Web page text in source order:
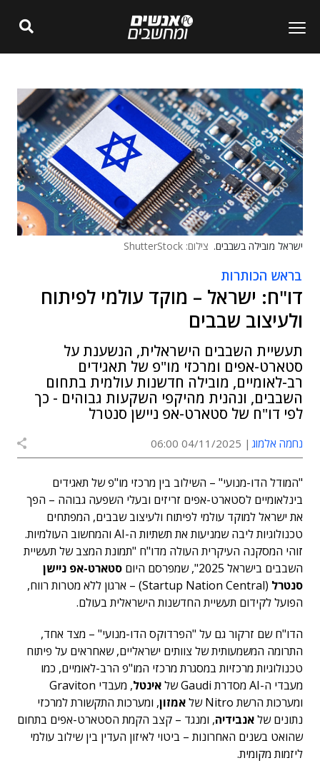
ישראל מובילה בשבבים. צילום: ShutterStock
בראש הכותרות
דו"ח: ישראל – מוקד עולמי לפיתוח
ולעיצוב שבבים
תעשיית השבבים הישראלית, הנשענת על
סטארט-אפים ומרכזי מו"פ של תאגידים
רב-לאומיים, מובילה חדשנות עולמית בתחום
השבבים, ונהנית מהיקפי השקעות גבוהים - כך
לפי דו"ח של סטארט-אפ ניישן סנטרל
נחמה אלמוג 04/11/2025 06:00
"המודל הדו-מנועי" – השילוב בין מרכזי מו"פ של תאגידים
בינלאומיים לסטארט-אפים זריזים ובעלי השפעה גבוהה – הפך
את ישראל למוקד עולמי לפיתוח ולעיצוב שבבים, המפתחים
טכנולוגיות ליבה שמניעות את תשתיות ה-AI והמחשוב העולמיות.
זוהי המסקנה העיקרית העולה מדו"ח "תמונת המצב של תעשיית
השבבים בישראל 2025", שמפרסם היום
סטארט-אפ ניישן
סנטרל
(Startup Nation Central) – ארגון ללא מטרות רווח,
הפועל לקידום תעשיית החדשנות הישראלית בעולם.
הדו"ח שם זרקור גם על "הפרדוקס הדו-מנועי" – מצד אחד,
התרומה המשמעותית של צוותים ישראליים, שאחראים על פיתוח
טכנולוגיות מרכזיות במסגרת מרכזי המו"פ הרב-לאומיים, כמו
מעבדי ה-AI מסדרת Gaudi של
אינטל
, מעבדי Graviton
ומערכות הרשת Nitro של
אמזון, ומערכות התקשורת למרכזי
נתונים שלאנבידיה, ומנגד – קצב הקמת הסטארט-אפים בתחום
שהואט בשנים האחרונות – ביטוי לאיזון העדין בין שילוב עולמי
ליזמות מקומית.